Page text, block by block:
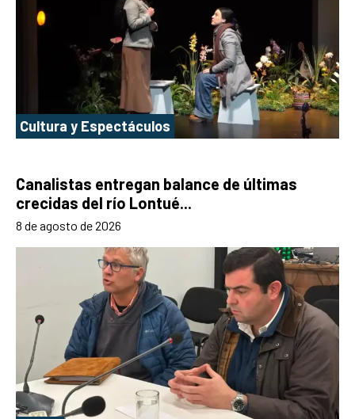
Cultura y Espectáculos
Canalistas entregan balance de últimas
crecidas del río Lontué...
8 de agosto de 2026